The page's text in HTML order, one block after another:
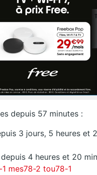
depuis 57 minutes :
3 jours, 5 heures et
4 heures et 20
mes78-2 tou78-1